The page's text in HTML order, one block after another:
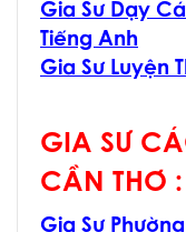
Gia Sư Dạy
Tiếng Anh
Gia Sư Luyện
GIA SƯ
CẦN THƠ :
Gia Sư